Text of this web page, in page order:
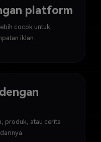
platform
cocok untuk
iklan.
produk, atau cerita